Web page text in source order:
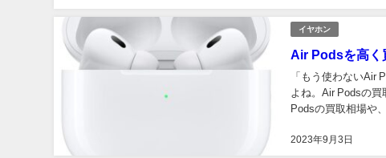
イヤホン
Air Podsを高く
2023年9月3日
「もう使わないAir Podsを売りたいな……
よね。Air Podsの買取相
Podsの買取相場や、買取店舗につ